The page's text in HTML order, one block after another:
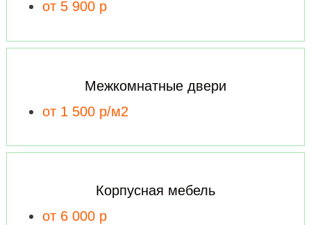
от 5 900 р
Межкомнатные двери
от 1 500 р/м2
Корпусная мебель
от 6 000 р